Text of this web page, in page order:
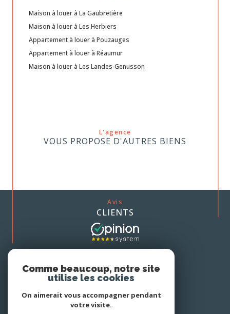
Maison à louer à La Gaubretière
Maison à louer à Les Herbiers
Appartement à louer à Pouzauges
Appartement à louer à Réaumur
Maison à louer à Les Landes-Genusson
L'agence
VOUS PROPOSE D'AUTRES BIENS
Avis
CLIENTS
ADHÉRONS
Comme beaucoup, notre site
utilise les cookies
On aimerait vous accompagner pendant
votre visite.